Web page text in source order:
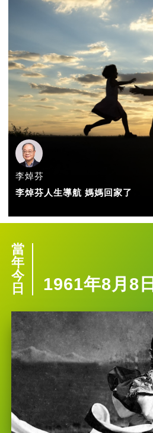
李焯芬
李焯芬人生導航 媽媽回家了
當
年
今
日
1961年8月8日